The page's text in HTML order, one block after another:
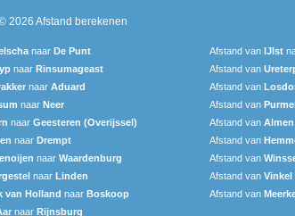
2026 Afstand berekenen
naar De Punt Afstand van IJlst
naar Rinsumageast Afstand van
naar Aduard Afstand van
naar Neer Afstand van
naar Geesteren (Overijssel) Afstand van Almen
naar Drempt Afstand van
naar Waardenburg Afstand van
naar Linden Afstand van Vinkel
van Holland naar Boskoop Afstand van
naar Rijnsburg